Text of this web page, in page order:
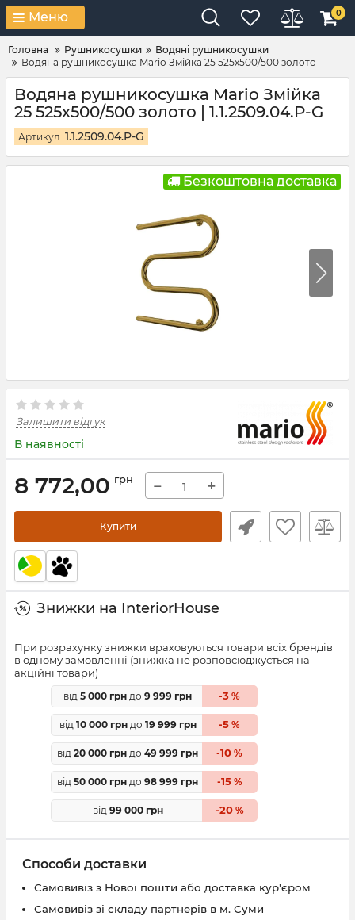
Меню 0
Головна Рушникосушки
Водяні рушникосушки
Водяна рушникосушка Mario Змійка 25 525х500/500 золото
Водяна рушникосушка Mario Змійка
25 525х500/500 золото | 1.1.2509.04.P-G
Артикул: 1.1.2509.04.P-G
Безкоштовна доставка
Залишити відгук
В наявності
8 772,00 грн − +
Купити
Знижки на InteriorHouse
При розрахунку знижки враховуються товари всіх брендів
в одному замовленні (знижка не розповсюджується на
акційні товари)
від 5 000 грн до 9 999 грн -3 %
від 10 000 грндо 19 999 грн -5 %
від 20 000 грн до 49 999 грн -10 %
від 50 000 грн до 98 999 грн -15%
від 99 000 грн -20%
Способи доставки
Самовивіз з Нової пошти або доставка кур'єром
Самовивіз зі складу партнерів в м. Суми